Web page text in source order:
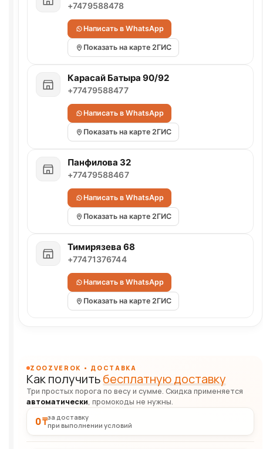
+7479588478
Написать в WhatsApp
Показать на карте 2ГИС
Карасай Батыра 90/92
+77479588477
Написать в WhatsApp
Показать на карте 2ГИС
Панфилова 32
+77479588467
Написать в WhatsApp
Показать на карте 2ГИС
Тимирязева 68
+77471376744
Написать в WhatsApp
Показать на карте 2ГИС
ZOOZVEROK • ДОСТАВКА
Как получитьбесплатную доставку
Три простых порога по весу и сумме. Скидка применяется
автоматически, промокоды не нужны.
0 ₸за доставку
при выполнении условий